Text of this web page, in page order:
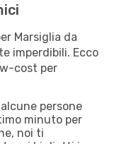
Marsiglia da
imperdibili. Ecco
cost per
persone
minuto per
noi ti